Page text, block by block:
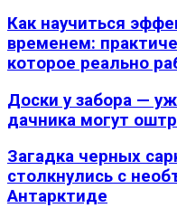
Как научиться
временем:
которое реально
Доски у забора —
дачника могут
Загадка черных
столкнулись с
Антарктиде